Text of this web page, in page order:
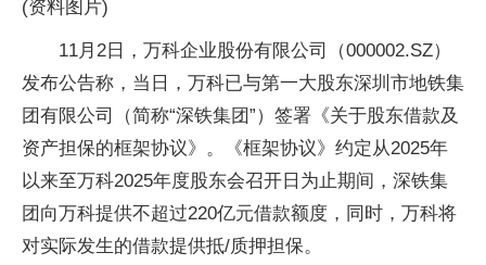
(资料图片)
11月2日，万科企业股份有限公司（000002.SZ）
发布公告称，当日，万科已与第一大股东深圳市地铁集
团有限公司（简称“深铁集团”）签署《关于股东借款及
资产担保的框架协议》。《框架协议》约定从2025年
以来至万科2025年度股东会召开日为止期间，深铁集
团向万科提供不超过220亿元借款额度，同时，万科将
对实际发生的借款提供抵/质押担保。